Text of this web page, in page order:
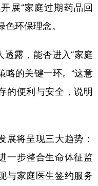
展“家庭过期药品回
色环保理念。
露，能否进入“家庭
略的关键一环。“这意
的便利与安全，说明
将呈现三大趋势：
一步整合生命体征监
与家庭医生签约服务